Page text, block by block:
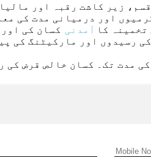
زیر کاشت رقبہ اور
اور درمیانی مدت کی
تخمینہ کا آمدنی کسان کی
کی منظوری کے وقت مروجہ پیداوار کی لاگت کے 50% تک